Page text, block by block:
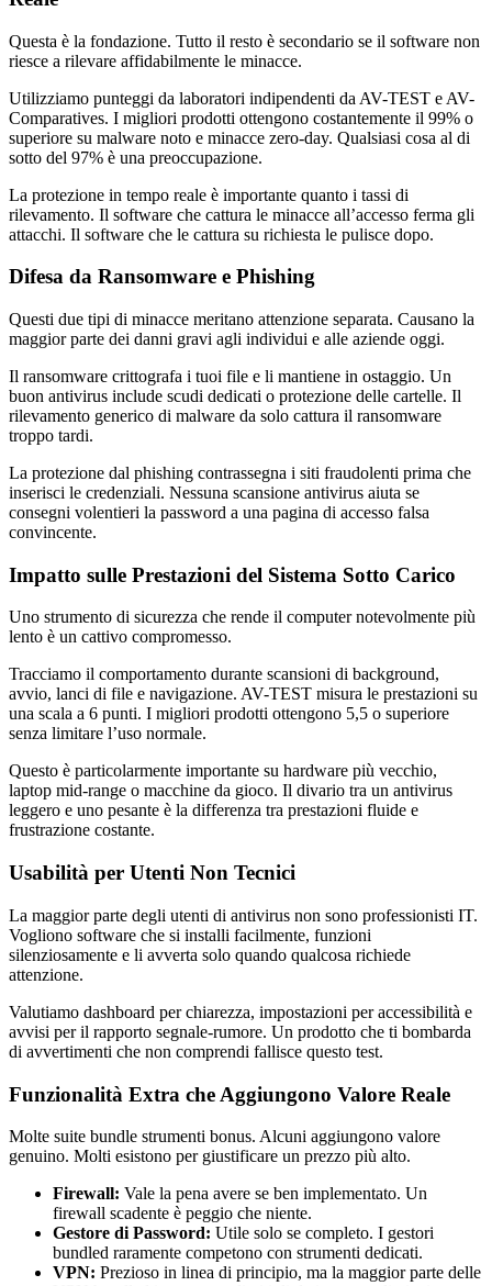
Questa è la fondazione. Tutto il resto è secondario se il software non
riesce a rilevare affidabilmente le minacce.
Utilizziamo punteggi da laboratori indipendenti da AV-TEST e AV-
Comparatives. I migliori prodotti ottengono costantemente il 99% o
superiore su malware noto e minacce zero-day. Qualsiasi cosa al di
sotto del 97% è una preoccupazione.
La protezione in tempo reale è importante quanto i tassi di
rilevamento. Il software che cattura le minacce all’accesso ferma gli
attacchi. Il software che le cattura su richiesta le pulisce dopo.
Difesa da Ransomware e Phishing
Questi due tipi di minacce meritano attenzione separata. Causano la
maggior parte dei danni gravi agli individui e alle aziende oggi.
Il ransomware crittografa i tuoi file e li mantiene in ostaggio. Un
buon antivirus include scudi dedicati o protezione delle cartelle. Il
rilevamento generico di malware da solo cattura il ransomware
troppo tardi.
La protezione dal phishing contrassegna i siti fraudolenti prima che
inserisci le credenziali. Nessuna scansione antivirus aiuta se
consegni volentieri la password a una pagina di accesso falsa
convincente.
Impatto sulle Prestazioni del Sistema Sotto Carico
Uno strumento di sicurezza che rende il computer notevolmente più
lento è un cattivo compromesso.
Tracciamo il comportamento durante scansioni di background,
avvio, lanci di file e navigazione. AV-TEST misura le prestazioni su
una scala a 6 punti. I migliori prodotti ottengono 5,5 o superiore
senza limitare l’uso normale.
Questo è particolarmente importante su hardware più vecchio,
laptop mid-range o macchine da gioco. Il divario tra un antivirus
leggero e uno pesante è la differenza tra prestazioni fluide e
frustrazione costante.
Usabilità per Utenti Non Tecnici
La maggior parte degli utenti di antivirus non sono professionisti IT.
Vogliono software che si installi facilmente, funzioni
silenziosamente e li avverta solo quando qualcosa richiede
attenzione.
Valutiamo dashboard per chiarezza, impostazioni per accessibilità e
avvisi per il rapporto segnale-rumore. Un prodotto che ti bombarda
di avvertimenti che non comprendi fallisce questo test.
Funzionalità Extra che Aggiungono Valore Reale
Molte suite bundle strumenti bonus. Alcuni aggiungono valore
genuino. Molti esistono per giustificare un prezzo più alto.
Firewall: Vale la pena avere se ben implementato. Un
firewall scadente è peggio che niente.
Gestore di Password: Utile solo se completo. I gestori
bundled raramente competono con strumenti dedicati.
VPN: Prezioso in linea di principio, ma la maggior parte delle